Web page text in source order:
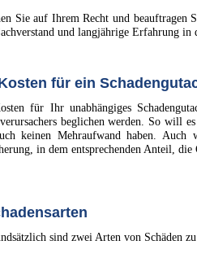
Sie auf Ihrem Recht und
und langjährige Erfahrung in
für ein
für Ihr unabhängiges
beglichen werden. So will
keinen Mehraufwand haben. Auch
in dem entsprechenden Anteil, die
sind zwei Arten von Schäden